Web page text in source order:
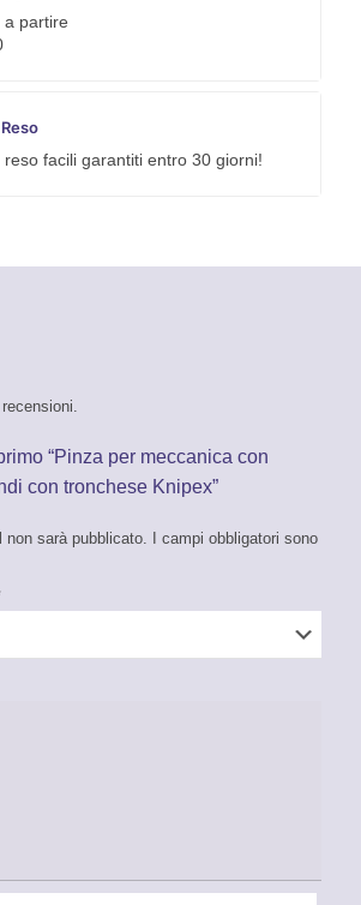
a partire
reso facili garantiti entro 30 giorni!
“Pinza per meccanica con
con tronchese Knipex”
non sarà pubblicato.
I campi obbligatori sono